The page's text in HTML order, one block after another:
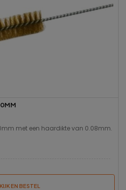
met een haardikte van 0.08mm.
EN BESTEL